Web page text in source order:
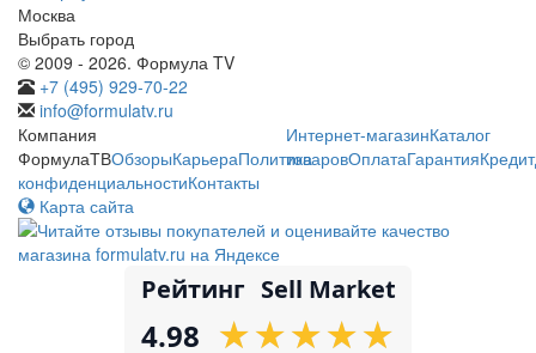
Москва
Выбрать город
© 2009 - 2026. Формула TV
+7 (495) 929-70-22
info@formulatv.ru
Компания
ФормулаТВОбзорыКарьераПолитика
конфиденциальностиКонтакты
Интернет-магазинКаталог
товаровОплатаГарантияКредит
Карта сайта
Рейтинг Sell Market
4.98 ★
★★
★★
★★
★★
★